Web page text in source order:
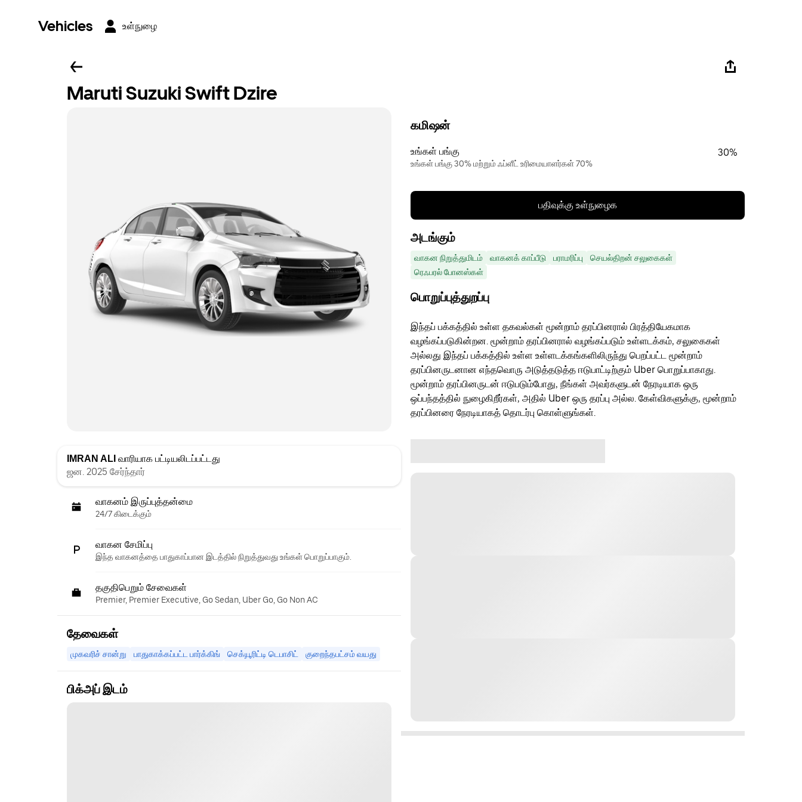
Vehicles உள்நுழை
Maruti Suzuki Swift Dzire
IMRAN ALI வாரியாக பட்டியலிடப்பட்டது
ஜன. 2025 சேர்ந்தார்
வாகனம் இருப்புத்தன்மை
24/7 கிடைக்கும்
வாகன சேமிப்பு
இந்த வாகனத்தை பாதுகாப்பான இடத்தில் நிறுத்துவது உங்கள் பொறுப்பாகும்.
தகுதிபெறும் சேவைகள்
Premier, Premier Executive, Go Sedan, Uber Go, Go Non AC
தேவைகள்
முகவரிச் சான்று பாதுகாக்கப்பட்ட பார்க்கிங் செக்யூரிட்டி டெபாசிட் குறைந்தபட்சம் வயது
பிக்அப் இடம்
கமிஷன்
உங்கள் பங்கு
உங்கள் பங்கு 30% மற்றும் ஃப்ளீட் உரிமையாளர்கள் 70%
30%
பதிவுக்கு உள்நுழைக
அடங்கும்
வாகன நிறுத்துமிடம் வாகனக் காப்பீடு பராமரிப்பு
செயல்திறன் சலுகைகள்
ரெஃபரல் போனஸ்கள்
பொறுப்புத்துறப்பு
இந்தப் பக்கத்தில் உள்ள தகவல்கள் மூன்றாம் தரப்பினரால் பிரத்தியேகமாக
வழங்கப்படுகின்றன. மூன்றாம் தரப்பினரால் வழங்கப்படும் உள்ளடக்கம், சலுகைகள்
அல்லது இந்தப் பக்கத்தில் உள்ள உள்ளடக்கங்களிலிருந்து பெறப்பட்ட மூன்றாம்
தரப்பினருடனான எந்தவொரு அடுத்தடுத்த ஈடுபாட்டிற்கும் Uber பொறுப்பாகாது.
மூன்றாம் தரப்பினருடன் ஈடுபடும்போது, நீங்கள் அவர்களுடன் நேரடியாக ஒரு
ஒப்பந்தத்தில் நுழைகிறீர்கள், அதில் Uber ஒரு தரப்பு அல்ல. கேள்விகளுக்கு, மூன்றாம்
தரப்பினரை நேரடியாகத் தொடர்பு கொள்ளுங்கள்.